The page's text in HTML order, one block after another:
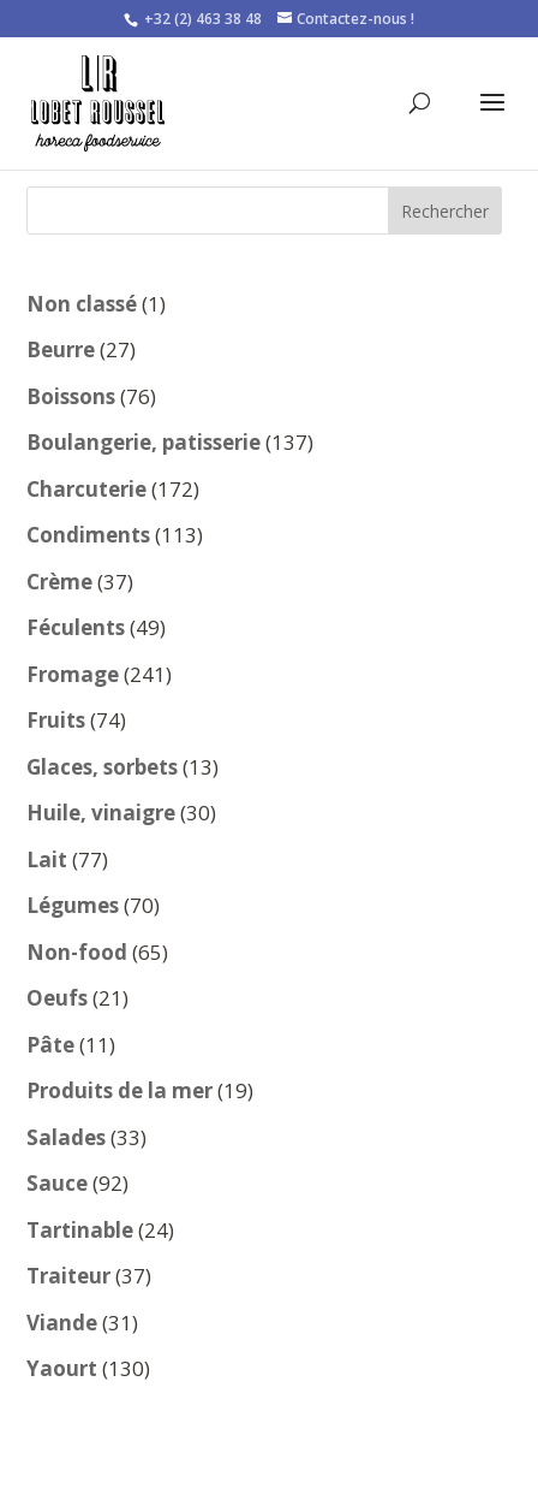
+32 (2) 463 38 48 Contactez-nous !
Rechercher
Non classé 11
Beurre 2727
produits
Boissons 7676
produits
Boulangerie, patisserie 137137
Charcuterie 172172
produits
Condiments 113113
Crème 3737
produits
Féculents 4949
produits
Fromage 241241
Fruits 7474
produits
Glaces, sorbets 1313
produits
Huile, vinaigre 3030
Lait 7777
produits
Légumes 7070
produits
Non-food 6565
Oeufs 2121
Pâte 1111
produits
Produits de la mer 1919
Salades 3333
Sauce 9292
produits
Tartinable 2424
Traiteur 3737
Viande 3131
produits
Yaourt 130130